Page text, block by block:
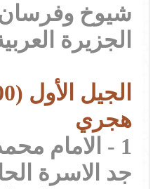
شيوخ وفرسان
الجزيرة
هجري
1 - الامام
جد الاسرة